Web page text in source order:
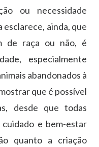
ou necessidade
esclarece, ainda, que
de raça ou não, é
especialmente
abandonados à
que é possível
desde que todas
e bem-estar
quanto a criação